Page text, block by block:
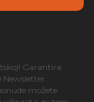
Garantira
Newsletter
možete